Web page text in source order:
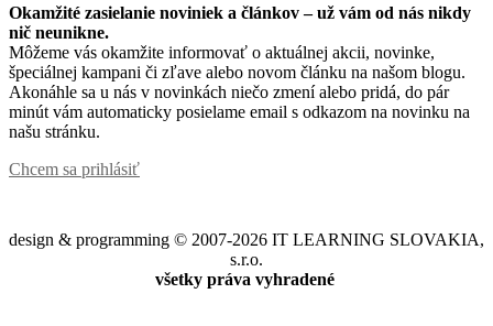
Okamžité zasielanie noviniek a článkov – už vám od nás nikdy
nič neunikne.
Môžeme vás okamžite informovať o aktuálnej akcii, novinke,
špeciálnej kampani či zľave alebo novom článku na našom blogu.
Akonáhle sa u nás v novinkách niečo zmení alebo pridá, do pár
minút vám automaticky posielame email s odkazom na novinku na
našu stránku.
Chcem sa prihlásiť
design & programming © 2007-2026 IT LEARNING SLOVAKIA,
s.r.o.
všetky práva vyhradené